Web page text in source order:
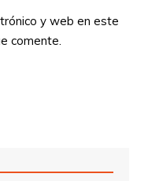
y web en este
comente.